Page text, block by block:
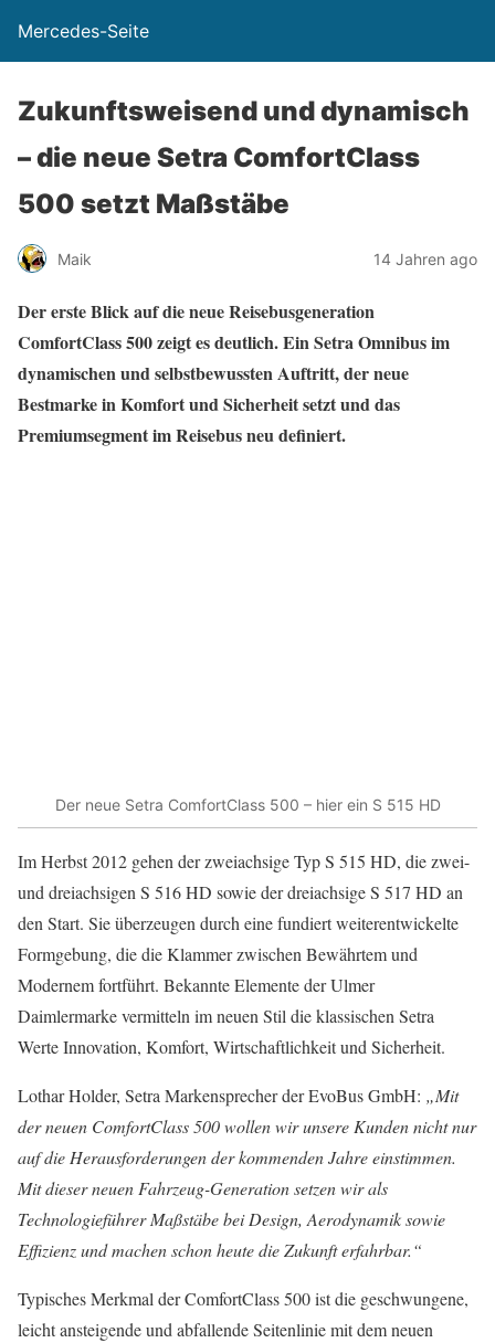
Mercedes-Seite
Zukunftsweisend und dynamisch
– die neue Setra ComfortClass
500 setzt Maßstäbe
Maik 14 Jahren ago
Der erste Blick auf die neue Reisebusgeneration
ComfortClass 500 zeigt es deutlich. Ein Setra Omnibus im
dynamischen und selbstbewussten Auftritt, der neue
Bestmarke in Komfort und Sicherheit setzt und das
Premiumsegment im Reisebus neu definiert.
Der neue Setra ComfortClass 500 – hier ein S 515 HD
Im Herbst 2012 gehen der zweiachsige Typ S 515 HD, die zwei-
und dreiachsigen S 516 HD sowie der dreiachsige S 517 HD an
den Start. Sie überzeugen durch eine fundiert weiterentwickelte
Formgebung, die die Klammer zwischen Bewährtem und
Modernem fortführt. Bekannte Elemente der Ulmer
Daimlermarke vermitteln im neuen Stil die klassischen Setra
Werte Innovation, Komfort, Wirtschaftlichkeit und Sicherheit.
Lothar Holder, Setra Markensprecher der EvoBus GmbH: „Mit
der neuen ComfortClass 500 wollen wir unsere Kunden nicht nur
auf die Herausforderungen der kommenden Jahre einstimmen.
Mit dieser neuen Fahrzeug-Generation setzen wir als
Technologieführer Maßstäbe bei Design, Aerodynamik sowie
Effizienz und machen schon heute die Zukunft erfahrbar.“
Typisches Merkmal der ComfortClass 500 ist die geschwungene,
leicht ansteigende und abfallende Seitenlinie mit dem neuen